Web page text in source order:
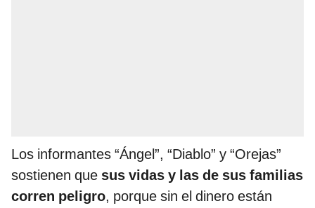
Los informantes “Ángel”, “Diablo” y “Orejas”
sostienen que sus vidas y las de sus familias
corren peligro, porque sin el dinero están